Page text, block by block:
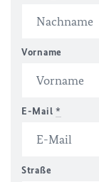
Vorname
E-Mail *
Straße